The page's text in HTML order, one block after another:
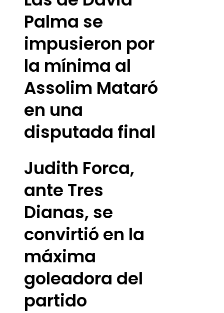
Palma se
impusieron por
la mínima al
Assolim Mataró
en una
disputada final
Judith Forca,
ante Tres
Dianas, se
convirtió en la
máxima
goleadora del
partido